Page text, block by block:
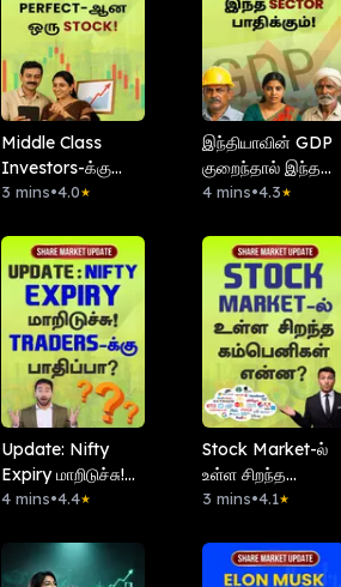
Middle Class
Investors-க்கு
Perfect-ஆன ஒரு
3 mins•4.0★
இந்தியாவின் GDP
குறைந்தால் இந்த
Sector பாதிக்கும்!
4 mins•4.3★
Update: Nifty
Expiry மாறிடுச்சு!
Traders-க்கு
4 mins•4.4★
Stock Market-ல்
உள்ள சிறந்த
கம்பெனிகள் என்ன?
3 mins•4.1★